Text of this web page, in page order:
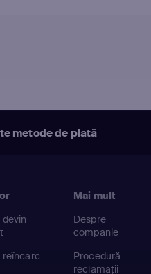
metode de plată
devin
reîncarc
Mai mult
Despre
companie
Procedură
reclamații